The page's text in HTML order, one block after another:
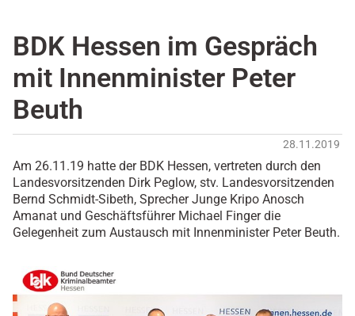
BDK Hessen im Gespräch
mit Innenminister Peter
Beuth
28.11.2019
Am 26.11.19 hatte der BDK Hessen, vertreten durch den
Landesvorsitzenden Dirk Peglow, stv. Landesvorsitzenden
Bernd Schmidt-Sibeth, Sprecher Junge Kripo Anosch
Amanat und Geschäftsführer Michael Finger die
Gelegenheit zum Austausch mit Innenminister Peter Beuth.